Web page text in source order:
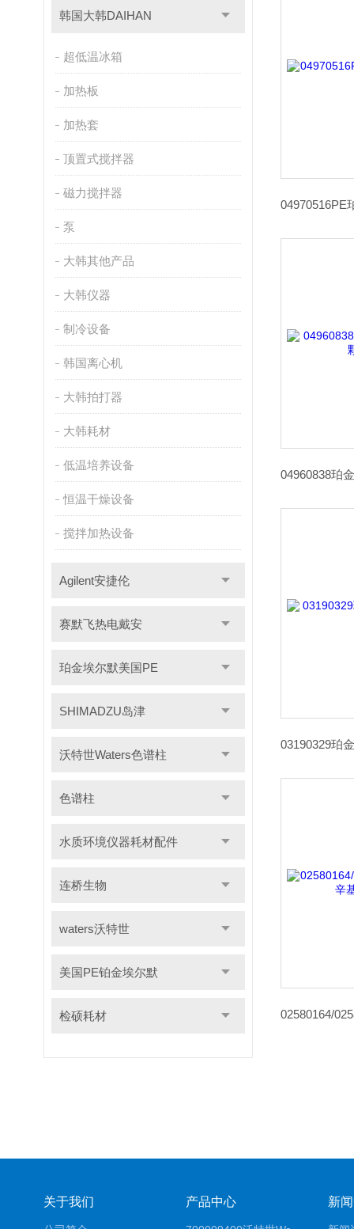
韩国大韩DAIHAN
超低温冰箱
加热板
加热套
顶置式搅拌器
磁力搅拌器
泵
大韩其他产品
大韩仪器
制冷设备
韩国离心机
大韩拍打器
大韩耗材
低温培养设备
恒温干燥设备
搅拌加热设备
Agilent安捷伦
赛默飞热电戴安
珀金埃尔默美国PE
SHIMADZU岛津
沃特世Waters色谱柱
色谱柱
水质环境仪器耗材配件
连桥生物
waters沃特世
美国PE铂金埃尔默
检硕耗材
关于我们 产品中心 新